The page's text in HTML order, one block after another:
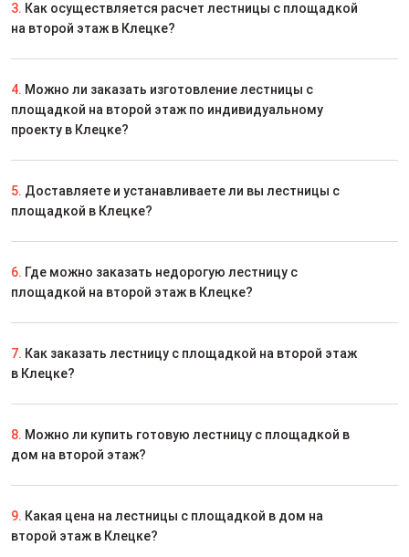
3. Как осуществляется расчет лестницы с площадкой
на второй этаж в Клецке?
4. Можно ли заказать изготовление лестницы с
площадкой на второй этаж по индивидуальному
проекту в Клецке?
5. Доставляете и устанавливаете ли вы лестницы с
площадкой в Клецке?
6. Где можно заказать недорогую лестницу с
площадкой на второй этаж в Клецке?
7. Как заказать лестницу с площадкой на второй этаж
в Клецке?
8. Можно ли купить готовую лестницу с площадкой в
дом на второй этаж?
9. Какая цена на лестницы с площадкой в дом на
второй этаж в Клецке?